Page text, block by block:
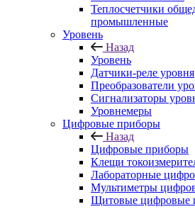
Теплосчетчики
промышленные
Уровень
Назад
Уровень
Датчики-реле уровня
Преобразователи
Сигнализаторы
Уровнемеры
Цифровые приборы
Назад
Цифровые приборы
Клещи
Лабораторные
Мультиметры
Щитовые цифровые